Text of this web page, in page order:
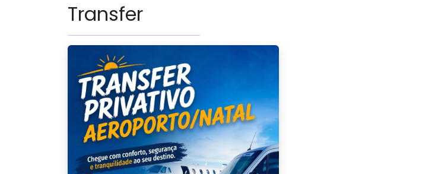
Transfer